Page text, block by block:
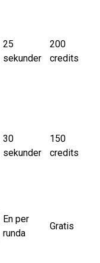
25
sekunder
200
credits
30
sekunder
150
credits
En per
runda
Gratis